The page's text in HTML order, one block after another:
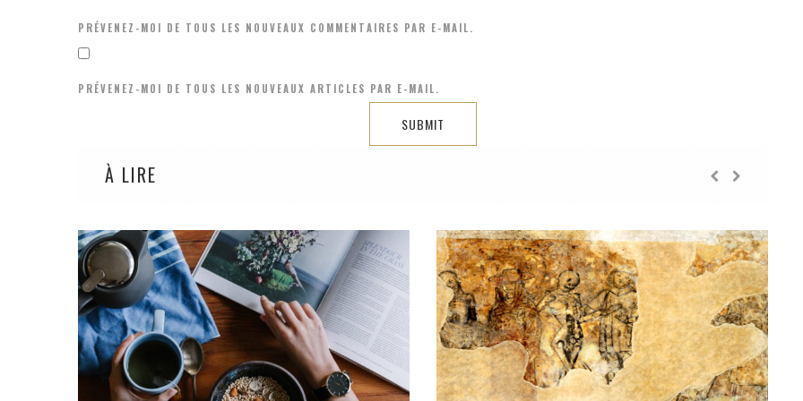
PRÉVENEZ-MOI DE TOUS LES NOUVEAUX COMMENTAIRES PAR E-MAIL.
PRÉVENEZ-MOI DE TOUS LES NOUVEAUX ARTICLES PAR E-MAIL.
À LIRE